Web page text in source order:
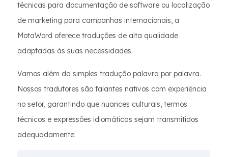
técnicas para documentação de software ou localização
de marketing para campanhas internacionais, a
MotaWord oferece traduções de alta qualidade
adaptadas às suas necessidades.
Vamos além da simples tradução palavra por palavra.
Nossos tradutores são falantes nativos com experiência
no setor, garantindo que nuances culturais, termos
técnicos e expressões idiomáticas sejam transmitidos
adequadamente.